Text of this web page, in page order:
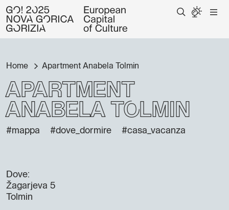
Home Apartment Anabela Tolmin
Apartment
Anabela Tolmin
#mappa #dove_dormire #casa_vacanza
Dove:
Žagarjeva 5
Tolmin